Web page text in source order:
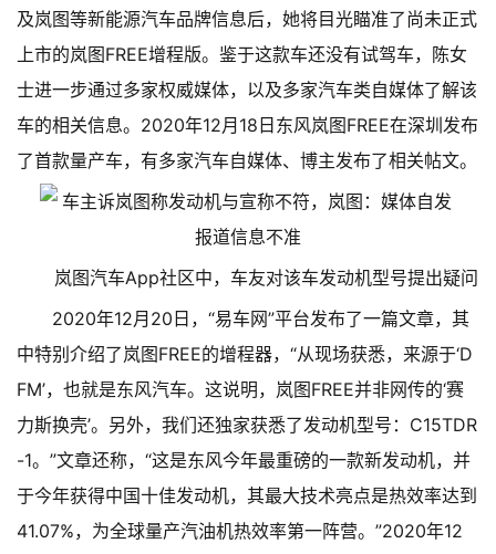
及岚图等新能源汽车品牌信息后，她将目光瞄准了尚未正式
上市的岚图FREE增程版。 鉴于这款车还没有试驾车，陈女
士进一步通过多家权威媒体，以及多家汽车类自媒体了解该
车的相关信息。 2020年12月18日东风岚图FREE在深圳发布
了首款量产车，有多家汽车自媒体、博主发布了相关帖文。
岚图汽车App社区中，车友对该车发动机型号提出疑问
2020年12月20日，“易车网”平台发布了一篇文章，其
中特别介绍了岚图FREE的增程器，“从现场获悉，来源于‘D
FM’，也就是东风汽车。这说明，岚图FREE并非网传的‘赛
力斯换壳’。另外，我们还独家获悉了发动机型号：C15TDR
-1。”文章还称，“这是东风今年最重磅的一款新发动机，并
于今年获得中国十佳发动机，其最大技术亮点是热效率达到
41.07%，为全球量产汽油机热效率第一阵营。”2020年12